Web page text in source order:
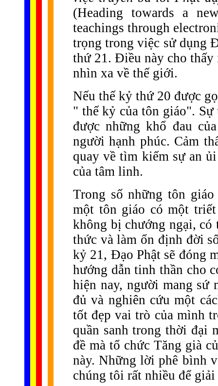
(Heading towards a
teachings through
trọng trong việc sử dụng
thứ 21. Điều này cho
nhìn xa về thế giới.
Nếu thế kỷ thứ 20 được
" thế kỷ của tôn giáo".
được những khổ đau
người hạnh phúc. Cảm
quay về tìm kiếm sự an
của tâm linh.
Trong số những tôn
một tôn giáo có một
không bị chướng ngại, có
thức và làm ổn định đời
kỷ 21, Đạo Phật sẽ đóng
hướng dẫn tinh thần cho
hiện nay, người mang sứ
đủ và nghiên cứu một
tốt đẹp vai trò của mình
quần sanh trong thời đại
đề mà tổ chức Tăng già
này. Những lời phê bình
chúng tôi rất nhiều để giải